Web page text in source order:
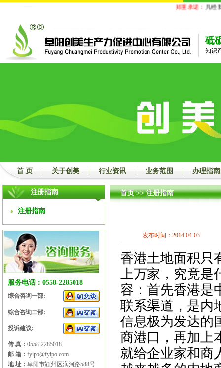
郑重承诺：凡经我公
砥
知识
首 页 关于创美 行业资讯 业务范围 办理指南
注册指南
注册指南
服务电话：0558-2285018
综合咨询一部:
综合咨询二部:
投诉建议:
传 真： 0558-2285018
邮 箱： fyipo@fyipo.com
地 址： 阜阳市颍州区润河路588号
首页>>注册指南
发布时间：2014-04-03
香港土地面积只
上万家，究竟是
容：首先香港是
联系渠道，是内
信息极为发达的
商港口，再加上
就给企业家和商